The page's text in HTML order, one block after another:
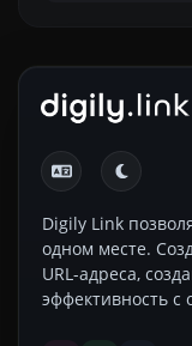
Digily Link
одном месте.
URL-адреса,
эффективность